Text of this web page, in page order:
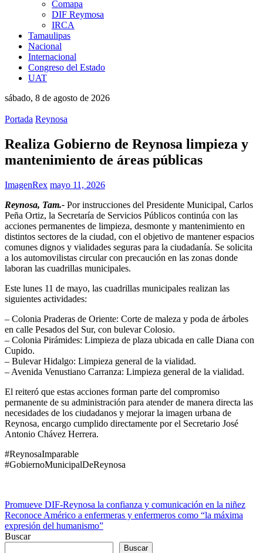
Comapa
DIF Reymosa
IRCA
Tamaulipas
Nacional
Internacional
Congreso del Estado
UAT
sábado, 8 de agosto de 2026
Portada Reynosa
Realiza Gobierno de Reynosa limpieza y
mantenimiento de áreas públicas
ImagenRex mayo 11, 2026
Reynosa, Tam.- Por instrucciones del Presidente Municipal, Carlos
Peña Ortiz, la Secretaría de Servicios Públicos continúa con las
acciones permanentes de limpieza, desmonte y mantenimiento en
distintos sectores de la ciudad, con el objetivo de mantener espacios
comunes dignos y vialidades seguras para la ciudadanía. Se solicita
a los automovilistas circular con precaución en las zonas donde
laboran las cuadrillas municipales.
Este lunes 11 de mayo, las cuadrillas municipales realizan las
siguientes actividades:
– Colonia Praderas de Oriente: Corte de maleza y poda de árboles
en calle Pesados del Sur, con bulevar Colosio.
– Colonia Pirámides: Limpieza de plaza ubicada en calle Diana con
Cupido.
– Bulevar Hidalgo: Limpieza general de la vialidad.
– Avenida Venustiano Carranza: Limpieza general de la vialidad.
El reiteró que estas acciones forman parte del compromiso
permanente de su administración para atender de manera directa las
necesidades de los ciudadanos y mejorar la imagen urbana de
Reynosa, encargo cumplido directamente por el Secretario José
Antonio Chávez Herrera.
#ReynosaImparable
#GobiernoMunicipalDeReynosa
Navegación
de
entradas
Promueve DIF-Reynosa la confianza y comunicación en la niñez
Reconoce Américo a enfermeras y enfermeros como “la máxima
expresión del humanismo”
Buscar
Buscar